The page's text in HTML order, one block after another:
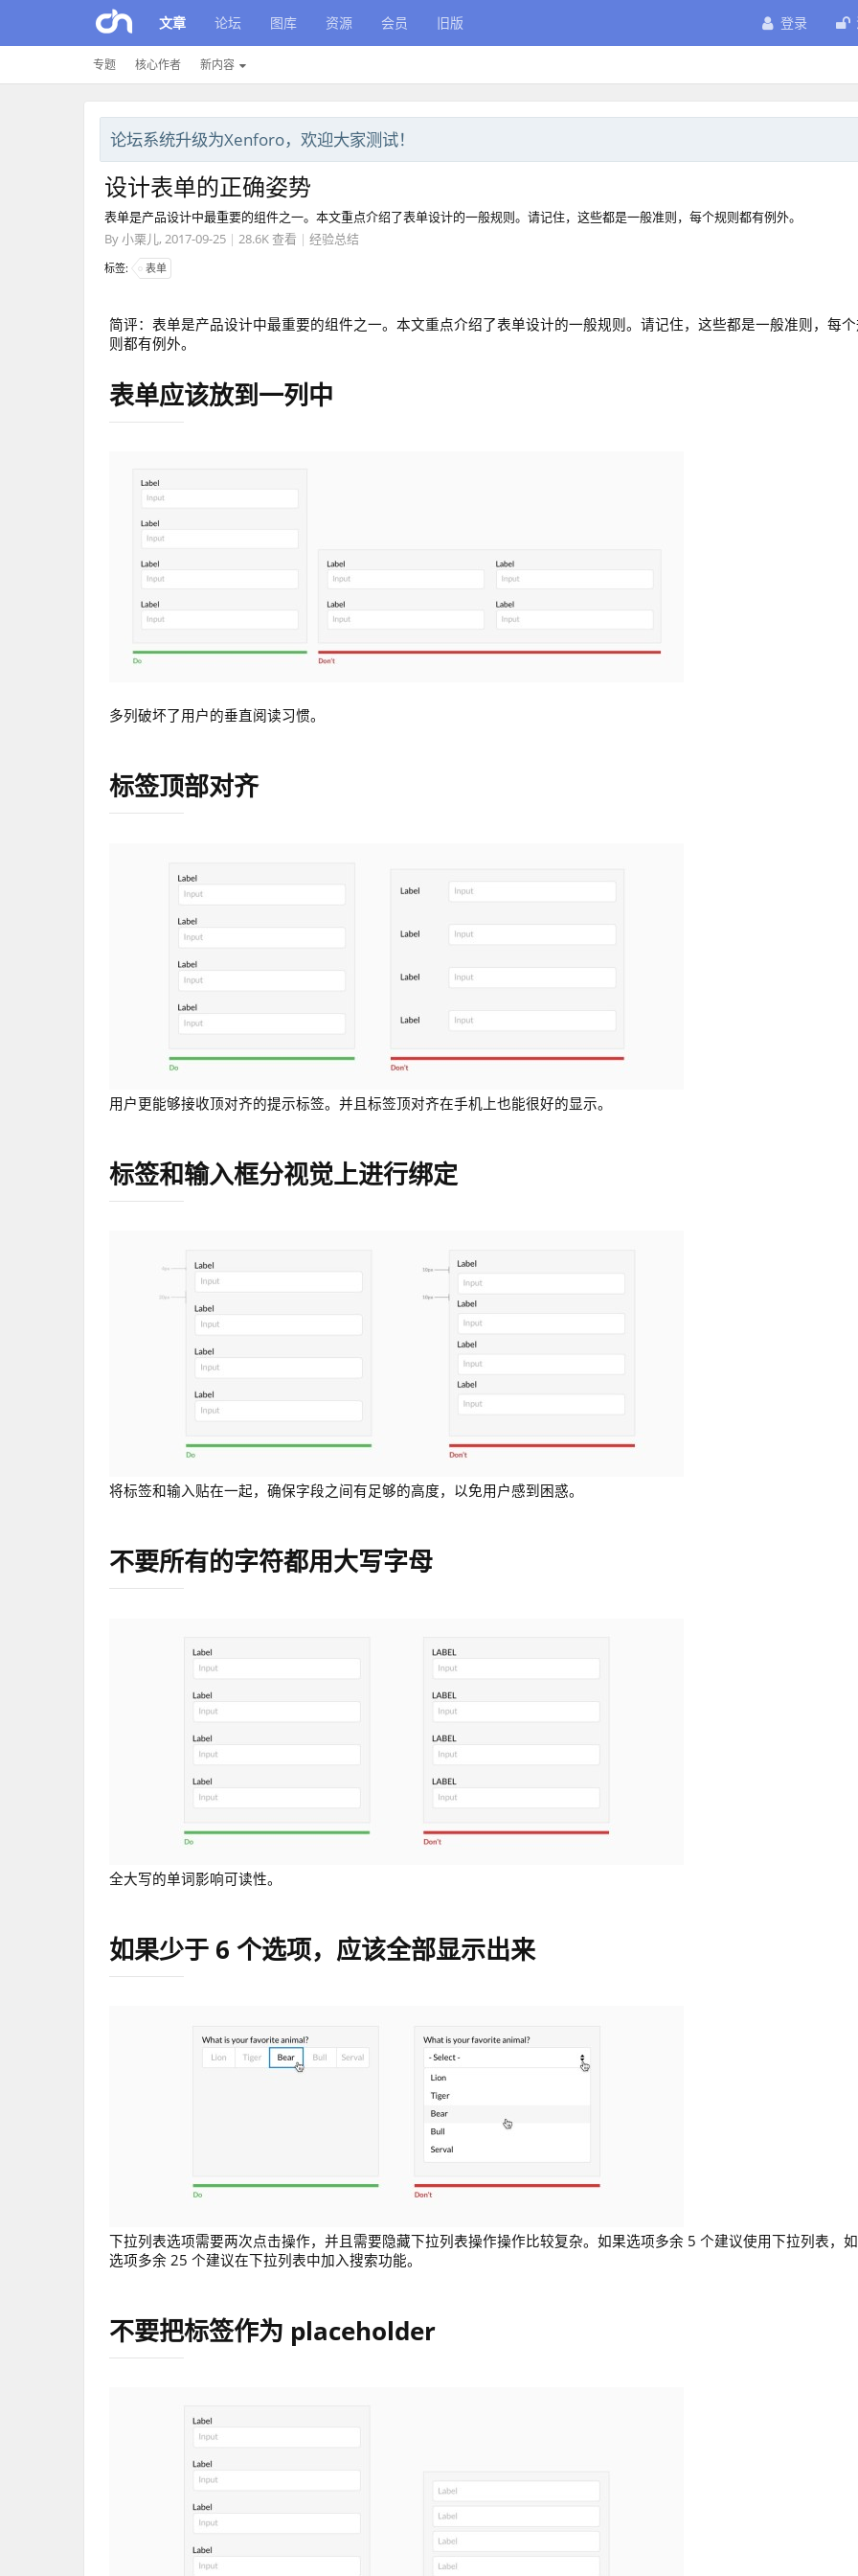
文章
专题 核心作者 新内容
论坛 图库 资源 会员 旧版 登录
论坛系统升级为Xenforo，欢迎大家测试！
设计表单的正确姿势
表单是产品设计中最重要的组件之一。本文重点介绍了表单设计的一般规则。请记住，这些都是一般准则，每个规则都有例外。
By小栗儿, 2017-09-25 | 28.6K 查看 | 经验总结
标签: 表单
简评：表单是产品设计中最重要的组件之一。本文重点介绍了表单设计的一般规则。请记住，这些都是一般准则，每
则都有例外。
表单应该放到一列中
多列破坏了用户的垂直阅读习惯。
标签顶部对齐
用户更能够接收顶对齐的提示标签。并且标签顶对齐在手机上也能很好的显示。
标签和输入框分视觉上进行绑定
将标签和输入贴在一起，确保字段之间有足够的高度，以免用户感到困惑。
不要所有的字符都用大写字母
全大写的单词影响可读性。
如果少于 6 个选项，应该全部显示出来
下拉列表选项需要两次点击操作，并且需要隐藏下拉列表操作操作比较复杂。如果选项多余 5 个建议使用下拉列表，
选项多余 25 个建议在下拉列表中加入搜索功能。
不要把标签作为 placeholder